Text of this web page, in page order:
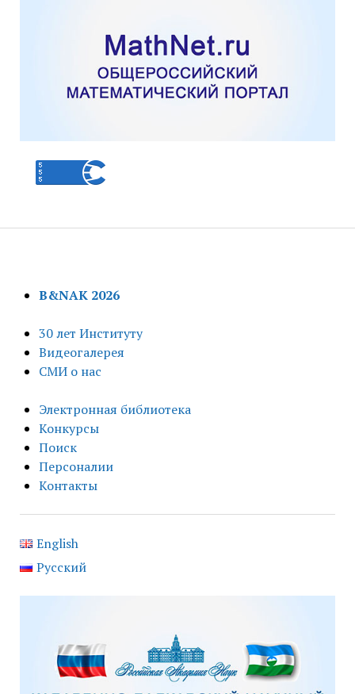
B&NAK 2026
30 лет Институту
Видеогалерея
СМИ о нас
Электронная библиотека
Конкурсы
Поиск
Персоналии
Контакты
English
Русский